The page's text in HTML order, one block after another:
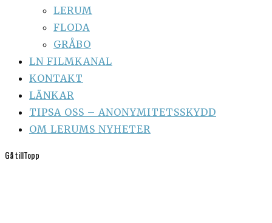
LERUM
FLODA
GRÅBO
LN FILMKANAL
KONTAKT
LÄNKAR
TIPSA OSS – ANONYMITETSSKYDD
OM LERUMS NYHETER
Gå tillTopp